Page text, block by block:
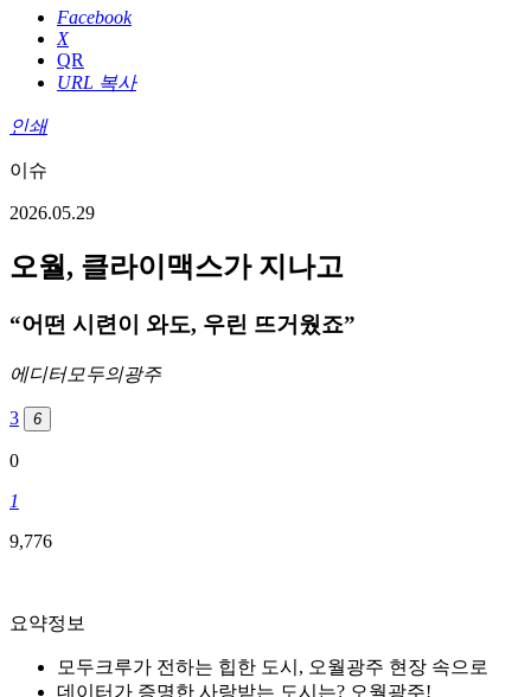
Facebook
X
QR
URL 복사
인쇄
이슈
2026.05.29
오월, 클라이맥스가 지나고
“어떤 시련이 와도, 우린 뜨거웠죠”
에디터모두의광주
3 6
0
1
9,776
요약정보
모두크루가 전하는 힙한 도시, 오월광주 현장 속으로
데이터가 증명한 사랑받는 도시는? 오월광주!